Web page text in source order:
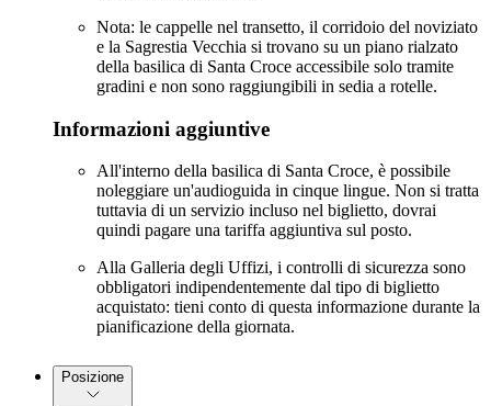
Nota: le cappelle nel transetto, il corridoio del noviziato
e la Sagrestia Vecchia si trovano su un piano rialzato
della basilica di Santa Croce accessibile solo tramite
gradini e non sono raggiungibili in sedia a rotelle.
Informazioni aggiuntive
All'interno della basilica di Santa Croce, è possibile
noleggiare un'audioguida in cinque lingue. Non si tratta
tuttavia di un servizio incluso nel biglietto, dovrai
quindi pagare una tariffa aggiuntiva sul posto.
Alla Galleria degli Uffizi, i controlli di sicurezza sono
obbligatori indipendentemente dal tipo di biglietto
acquistato: tieni conto di questa informazione durante la
pianificazione della giornata.
Posizione